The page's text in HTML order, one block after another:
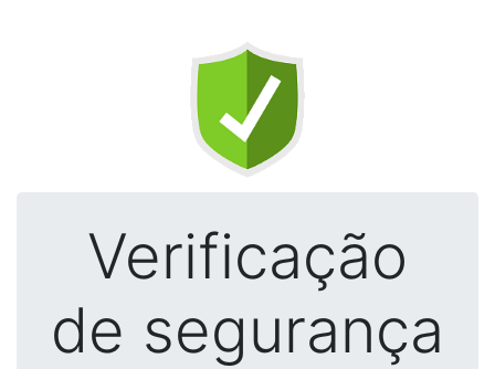
Verificação
de segurança